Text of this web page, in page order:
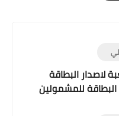
لاصدار البطاقة
البطاقة للمشمولين